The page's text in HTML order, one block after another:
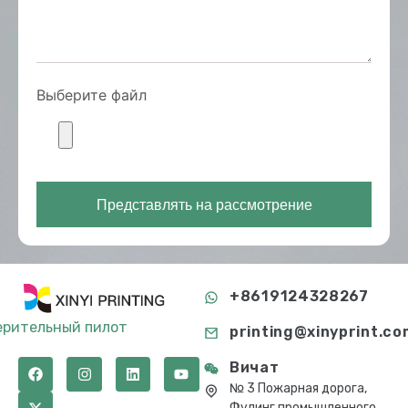
Выберите файл
Представлять на рассмотрение
пилот
+8619124328267
Вичат
№ 3 Пожарная дорога,